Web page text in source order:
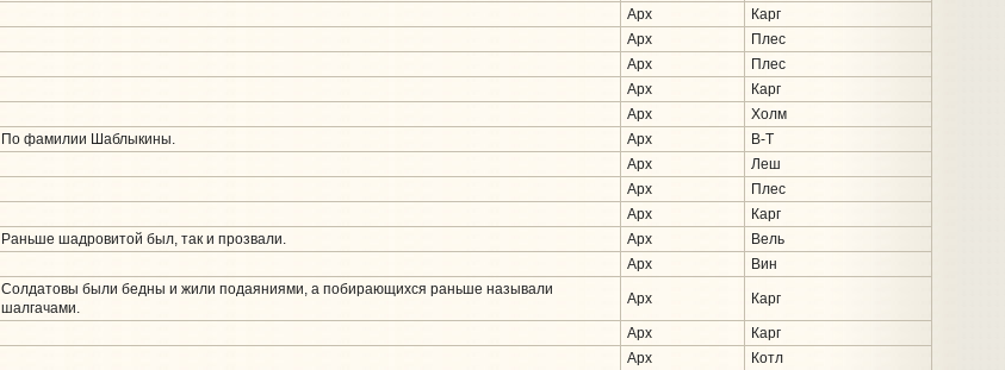
Арх
Карг
Арх
Плес
Арх
Плес
Арх
Карг
Арх
Холм
По фамилии Шаблыкины. Арх
В-Т
Арх
Леш
Арх
Плес
Арх
Карг
Раньше шадровитой был, так и прозвали. Арх
Вель
Арх Вин
Солдатовы были бедны и жили подаяниями, а побирающихся раньше называли
шалгачами.
Арх Карг
Арх
Карг
Арх Котл